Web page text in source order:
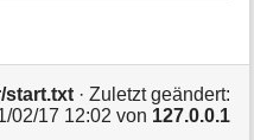
start.txt· Zuletzt geändert:
02/17 12:02 von 127.0.0.1